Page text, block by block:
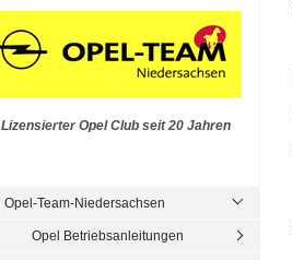
Lizensierter Opel Club seit 20 Jahren
Opel-Team-Niedersachsen
Opel Betriebsanleitungen